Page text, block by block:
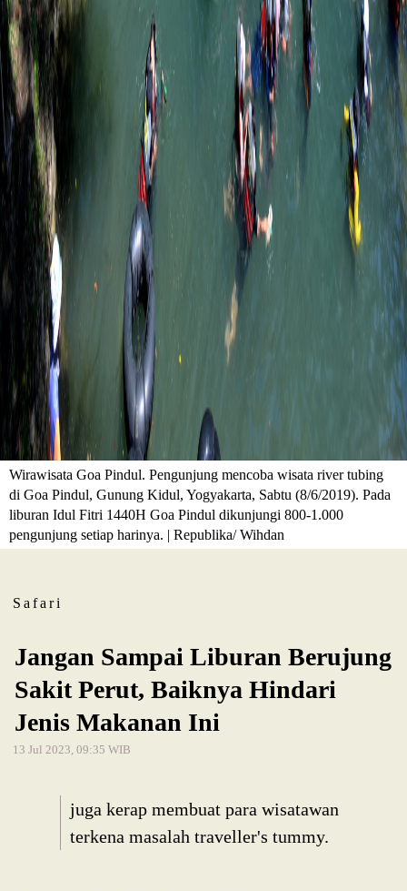
Wirawisata Goa Pindul. Pengunjung mencoba wisata river tubing
di Goa Pindul, Gunung Kidul, Yogyakarta, Sabtu (8/6/2019). Pada
liburan Idul Fitri 1440H Goa Pindul dikunjungi 800-1.000
pengunjung setiap harinya. | Republika/ Wihdan
Safari
Jangan Sampai Liburan Berujung
Sakit Perut, Baiknya Hindari
Jenis Makanan Ini
13 Jul 2023, 09:35 WIB
juga kerap membuat para wisatawan
terkena masalah traveller's tummy.